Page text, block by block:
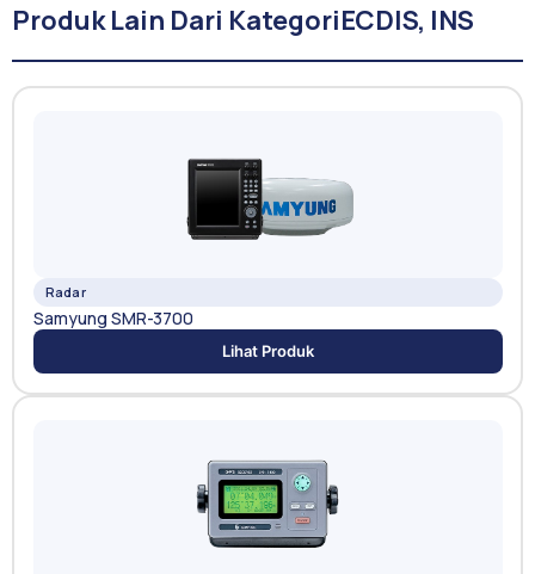
Produk Lain Dari KategoriECDIS, INS
Radar
Samyung SMR-3700
Lihat Produk